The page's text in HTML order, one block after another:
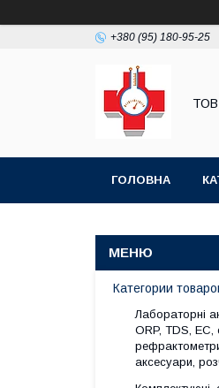
+380 (95) 180-95-25
ГОЛОВНА
Категории
Лабораторні
ORP, TDS, EC,
аксесуари,